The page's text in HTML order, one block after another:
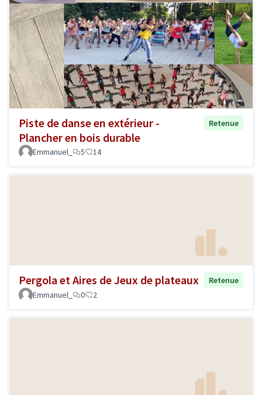
Piste de danse en extérieur -
Plancher en bois durable
Retenue
Emmanuel_ 5 14
Pergola et Aires de Jeux de plateaux
Retenue
Emmanuel_
0 2